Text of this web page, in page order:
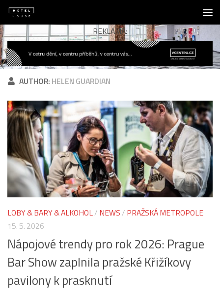
Skip to content
REKLAMA:
AUTHOR: HELEN GUARDIAN
LOBY & BARY & ALKOHOL/ NEWS / PRAŽSKÁ METROPOLE
15. 5. 2026
Nápojové trendy pro rok 2026: Prague
Bar Show zaplnila pražské Křižíkovy
pavilony k prasknutí